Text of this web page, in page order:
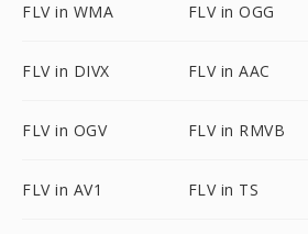
FLV in WMA FLV in OGG
FLV in DIVX FLV in AAC
FLV in OGV FLV in RMVB
FLV in AV1 FLV in TS